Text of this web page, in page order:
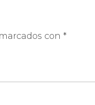
con *